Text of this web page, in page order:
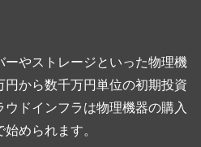
ーやストレージといった物理機
から数千万円単位の初期投資
ドインフラは物理機器の購入
められます。